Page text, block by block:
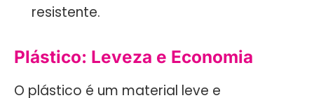
resistente.
Plástico: Leveza e Economia
O plástico é um material leve e